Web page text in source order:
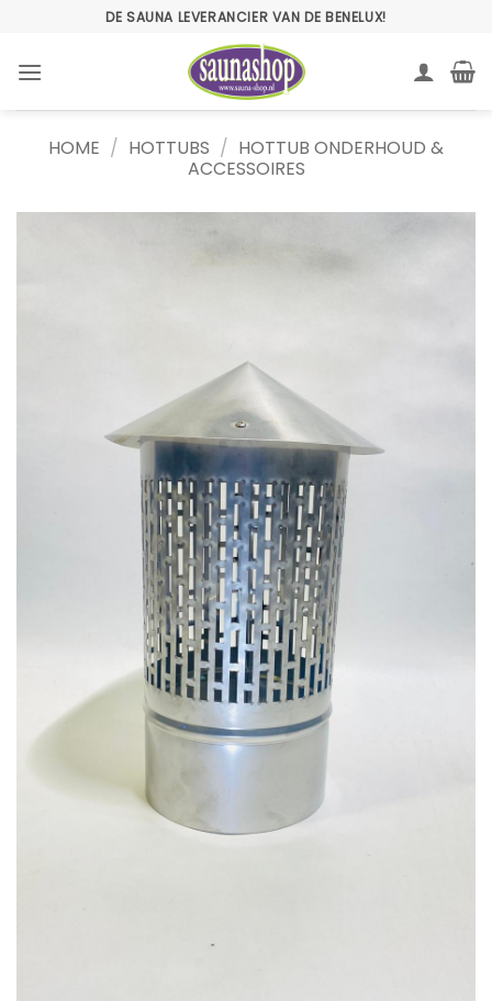
inhoud
DE SAUNA LEVERANCIER VAN DE BENELUX!
HOME / HOTTUBS / HOTTUB ONDERHOUD &
ACCESSOIRES